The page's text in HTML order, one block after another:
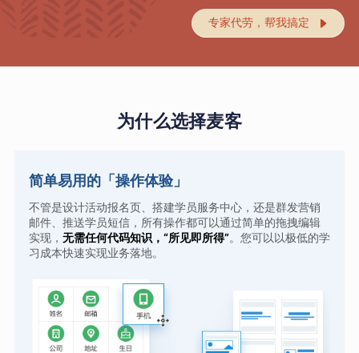
专家代劳，帮我搞定 
为什么选择麦客
简单易用的「操作体验」
不管是设计活动报名页、搭建学员服务中心，还是群发营销
邮件、推送学员短信，所有操作都可以通过简单的拖拽编辑
实现， 无需任何代码知识，“所见即所得”。您可以以极低的学
习成本快速实现业务落地。